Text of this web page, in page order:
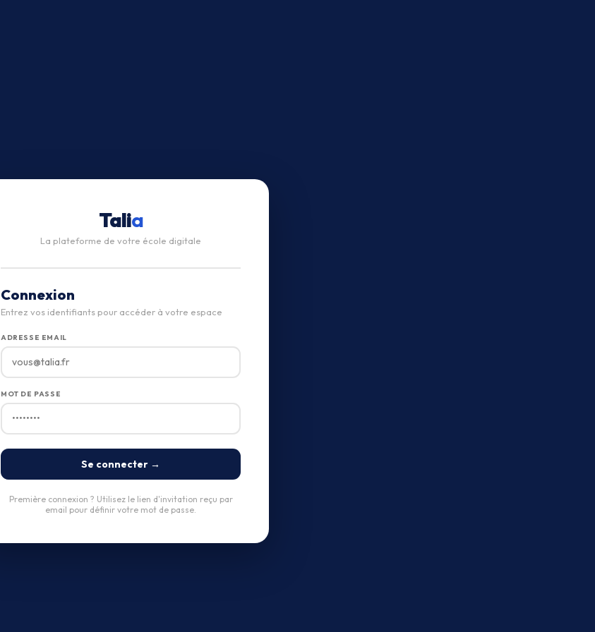
Talia
La plateforme de votre école digitale
Connexion
Entrez vos identifiants pour accéder à votre espace
ADRESSE EMAIL
MOT DE PASSE
Se connecter →
Première connexion ? Utilisez le lien d'invitation reçu par
email pour définir votre mot de passe.